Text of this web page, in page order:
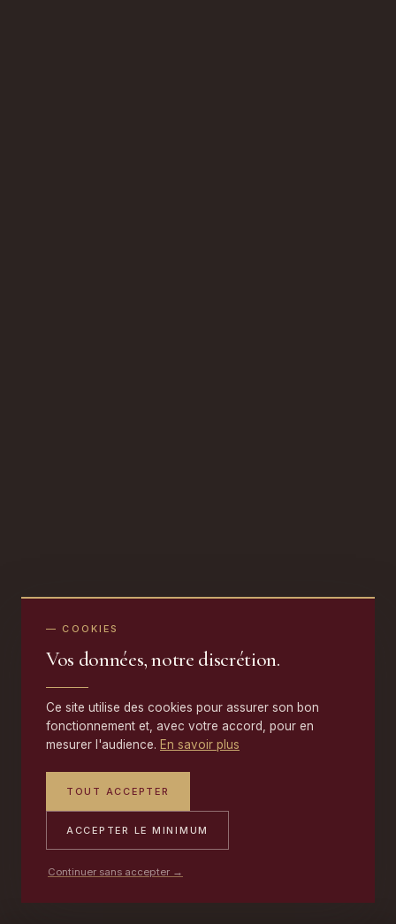
— COOKIES
Vos données, notre discrétion.
Ce site utilise des cookies pour assurer son bon
fonctionnement et, avec votre accord, pour en
mesurer l'audience. En savoir plus
TOUT ACCEPTER
ACCEPTER LE MINIMUM
Continuer sans accepter →